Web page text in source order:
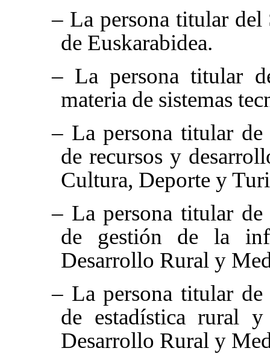
– La persona titular
de Euskarabidea.
– La persona titular
materia de sistemas
– La persona titular de
de recursos y
Cultura, Deporte y
– La persona titular de
de gestión de la
Desarrollo Rural y
– La persona titular de
de estadística rural
Desarrollo Rural y